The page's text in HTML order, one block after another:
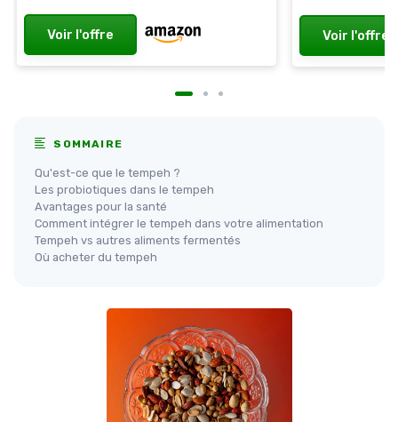
Voir l'offre Voir l'offre
SOMMAIRE
Qu'est-ce que le tempeh ?
Les probiotiques dans le tempeh
Avantages pour la santé
Comment intégrer le tempeh dans votre alimentation
Tempeh vs autres aliments fermentés
Où acheter du tempeh